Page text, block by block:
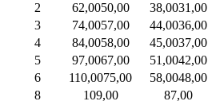
2
62,0050,00 38,0031,00
3
74,0057,00 44,0036,00
4
84,0058,00 45,0037,00
5
97,0067,00 51,0042,00
6
110,0075,00 58,0048,00
8
109,00 87,00